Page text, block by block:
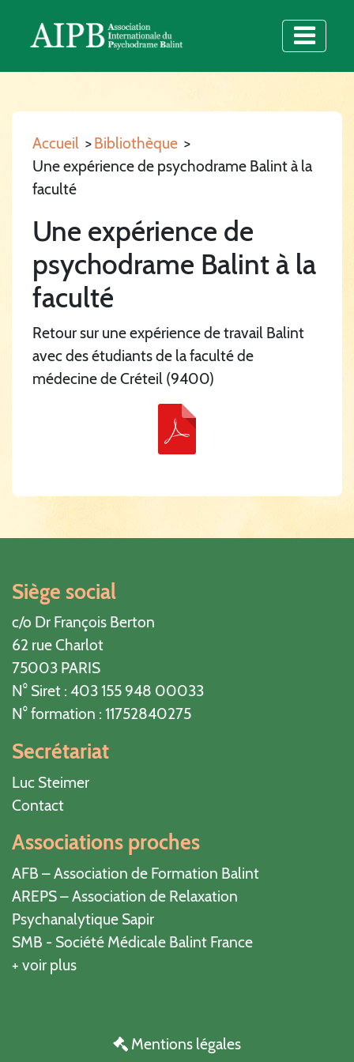
Accueil >Bibliothèque >
Une expérience de psychodrame Balint à la
faculté
Une expérience de
psychodrame Balint à la
faculté
Retour sur une expérience de travail Balint
avec des étudiants de la faculté de
médecine de Créteil (9400)
Siège social
c/o Dr François Berton
62 rue Charlot
75003 PARIS
N° Siret : 403 155 948 00033
N° formation : 11752840275
Secrétariat
Luc Steimer
Contact
Associations proches
AFB – Association de Formation Balint
AREPS – Association de Relaxation
Psychanalytique Sapir
SMB - Société Médicale Balint France
+ voir plus
Mentions légales